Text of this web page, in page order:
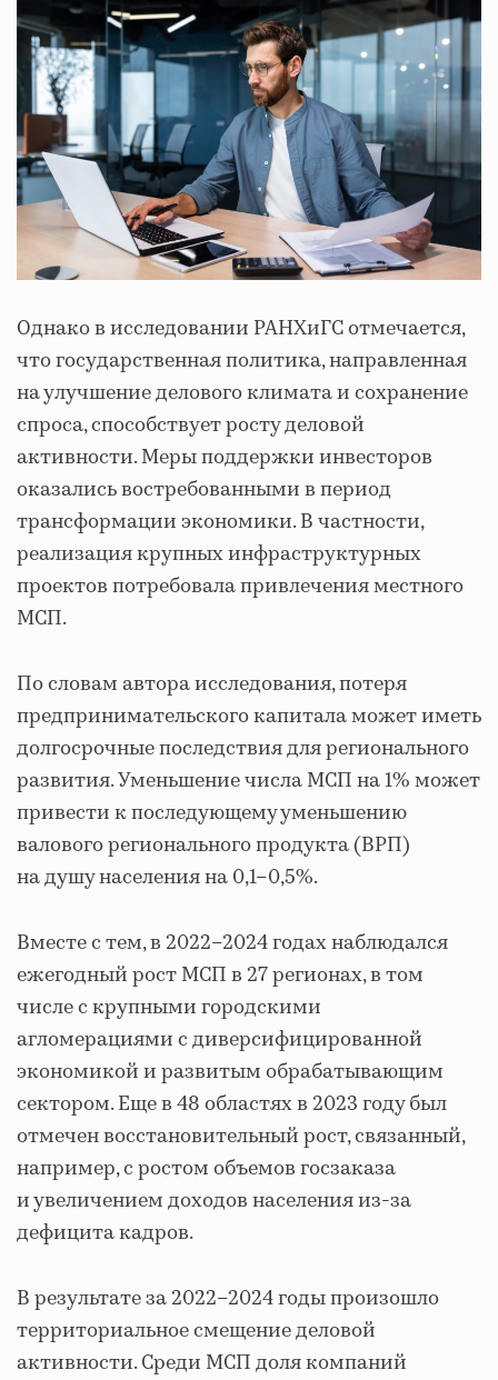
Однако в исследовании РАНХиГС отмечается,
что государственная политика, направленная
на улучшение делового климата и сохранение
спроса, способствует росту деловой
активности. Меры поддержки инвесторов
оказались востребованными в период
трансформации экономики. В частности,
реализация крупных инфраструктурных
проектов потребовала привлечения местного
МСП.
По словам автора исследования, потеря
предпринимательского капитала может иметь
долгосрочные последствия для регионального
развития. Уменьшение числа МСП на 1% может
привести к последующему уменьшению
валового регионального продукта (ВРП)
на душу населения на 0,1–0,5%.
Вместе с тем, в 2022–2024 годах наблюдался
ежегодный рост МСП в 27 регионах, в том
числе с крупными городскими
агломерациями с диверсифицированной
экономикой и развитым обрабатывающим
сектором. Еще в 48 областях в 2023 году был
отмечен восстановительный рост, связанный,
например, с ростом объемов госзаказа
и увеличением доходов населения из-за
дефицита кадров.
В результате за 2022–2024 годы произошло
территориальное смещение деловой
активности. Среди МСП доля компаний